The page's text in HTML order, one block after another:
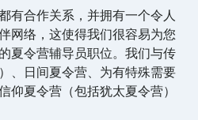
有合作关系，并拥有一个令人
网络，这使得我们很容易为您
夏令营辅导员职位。我们与传
、日间夏令营、为有特殊需要
仰夏令营（包括犹太夏令营）